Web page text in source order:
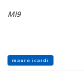
MI9
mauro icardi